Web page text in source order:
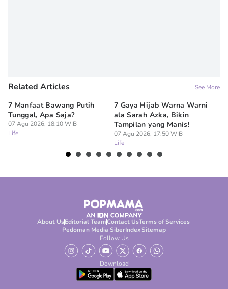
Related Articles See More
7 Manfaat Bawang Putih
Tunggal, Apa Saja?
07 Agu 2026, 18:10 WIB
Life
7 Gaya Hijab Warna Warni
ala Sarah Azka, Bikin
Tampilan yang Manis!
07 Agu 2026, 17:50 WIB
Life
About UsEditorial TeamContact UsTerms of Services
Pedoman Media SiberIndexSitemap
Follow Us
Download